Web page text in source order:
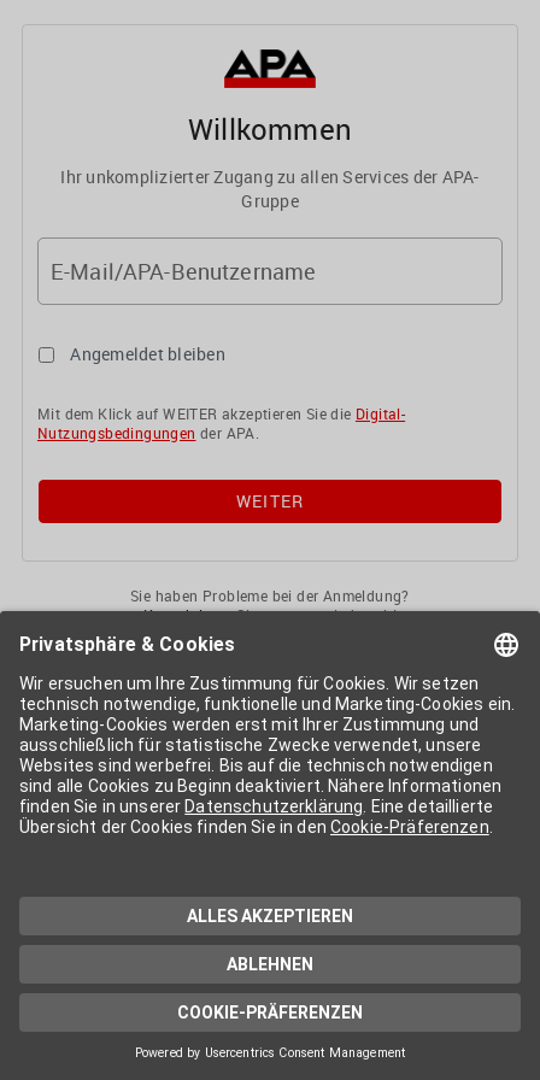
Willkommen
Ihr unkomplizierter Zugang zu allen Services der APA-
Gruppe
E-Mail/APA-Benutzername
Angemeldet bleiben
Mit dem Klick auf WEITER akzeptieren Sie die Digital-
Nutzungsbedingungen der APA.
Sie haben Probleme bei der Anmeldung?
KontaktierenSie uns gerne jederzeit!
APA-User
Services der APA-Gruppe. Für die Nutzung der einzelnen Anwendungen
kann eine weitere Freischaltung nötig sein. Kosten fallen nur nach einer
Bestellung und genauer Kosteninformation an.
Wenn nicht anders erwähnt, gelten dieAllgemeinen
Geschäftsbedingungender APA - Austria Presse Agentur.
Die von Ihnen angegebenen Daten werden ausschließlich für die
Zwecke der Demo-Nutzung bzw. des Vertragsverhältnisses genutzt.
Eine darüber hinaus gehende oder andersartige Verwendung ist nur mit
technischen Support stehen wir Ihnen jederzeit gerne zur Verfügung.
Datenschutzerklärung
Cookie-Präferenzen